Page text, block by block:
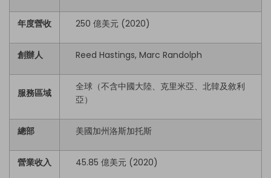
年度營收 250 億美元 (2020)
創辦人 Reed Hastings, Marc Randolph
服務區域
全球（不含中國大陸、克里米亞、北韓及敘利
亞）
總部 美國加州洛斯加托斯
營業收入 45.85 億美元 (2020)